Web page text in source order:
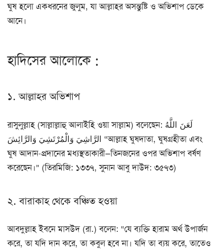
ঘুষ হলো একধরনের জুলুম, যা আল্লাহর অসন্তুষ্টি ও অভিশাপ ডেকে
আনে।
হাদিসের আলোকে :
১. আল্লাহর অভিশাপ
রাসুলুল্লাহ (সাল্লাল্লাহু আলাইহি ওয়া সাল্লাম) বলেছেন: لَعَنَ اللَّهُ
الرَّاشِيَ وَالْمُرْتَشِيَ وَالرَّائِشَ “আল্লাহ ঘুষদাতা, ঘুষগ্রহীতা এবং
ঘুষ আদান-প্রদানের মধ্যস্থতাকারী—তিনজনের ওপর অভিশাপ বর্ষণ
করেছেন।” (তিরমিজি: ১৩৩৭, সুনান আবু দাউদ: ৩৫৭৩)
২. বারাকাহ থেকে বঞ্চিত হওয়া
আবদুল্লাহ ইবনে মাসউদ (রা.) বলেন: “যে ব্যক্তি হারাম অর্থ উপার্জন
করে, তা যদি দান করে, তা কবুল হবে না। যদি তা ব্যয় করে, তাতেও